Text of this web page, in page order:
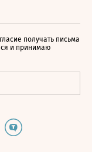
получать письма
и принимаю